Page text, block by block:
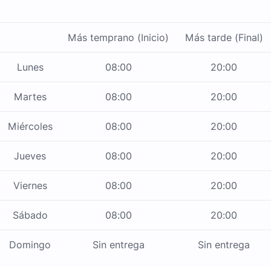
Más temprano (Inicio) Más tarde (Final)
Lunes 08:00 20:00
Martes 08:00 20:00
Miércoles 08:00 20:00
Jueves 08:00 20:00
Viernes 08:00 20:00
Sábado 08:00 20:00
Domingo Sin entrega Sin entrega